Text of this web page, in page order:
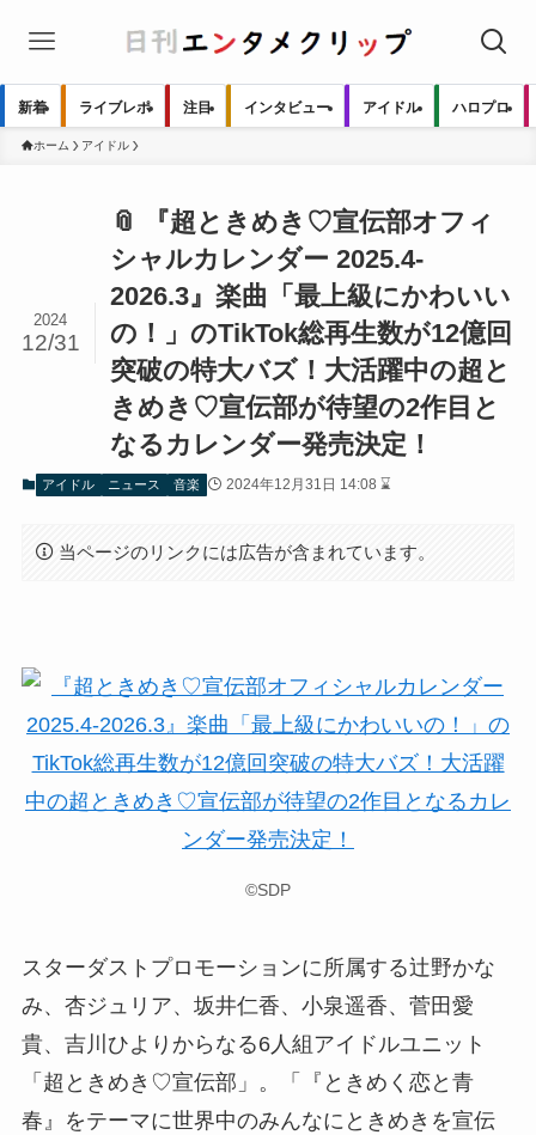
新着 ライブレポ 注目 インタビュー アイドル ハロプロ
ホーム アイドル
📎 『超ときめき♡宣伝部オフィ
シャルカレンダー 2025.4-
2026.3』楽曲「最上級にかわいい
の！」のTikTok総再生数が12億回
突破の特大バズ！大活躍中の超と
きめき♡宣伝部が待望の2作目と
なるカレンダー発売決定！
2024
12/31
アイドル ニュース 音楽 2024年12月31日 14:08 ⌛
当ページのリンクには広告が含まれています。
©SDP
スターダストプロモーションに所属する辻野かな
み、杏ジュリア、坂井仁香、小泉遥香、菅田愛
貴、吉川ひよりからなる6人組アイドルユニット
「超ときめき♡宣伝部」。「『ときめく恋と青
春』をテーマに世界中のみんなにときめきを宣伝